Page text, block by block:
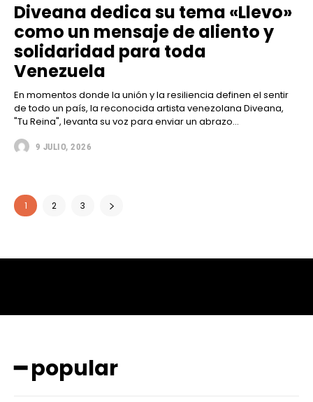
Diveana dedica su tema «Llevo»
como un mensaje de aliento y
solidaridad para toda
Venezuela
En momentos donde la unión y la resiliencia definen el sentir
de todo un país, la reconocida artista venezolana Diveana,
"Tu Reina", levanta su voz para enviar un abrazo...
9 JULIO, 2026
1 2 3
━ popular